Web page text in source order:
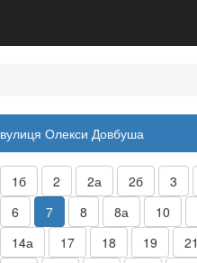
вулиця Олекси Довбуша
1б 2 2а 2б 3
6
7 8 8а 10
14а
17 18 19 21